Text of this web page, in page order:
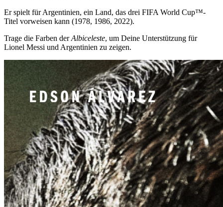
Er spielt für Argentinien, ein Land, das drei FIFA World Cup™-
Titel vorweisen kann (1978, 1986, 2022).
Trage die Farben derAlbiceleste, um Deine Unterstützung für
Lionel Messi und Argentinien zu zeigen.